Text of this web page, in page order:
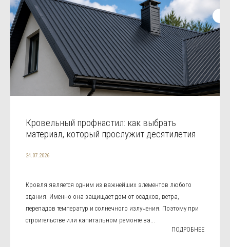
Кровельный профнастил: как выбрать
материал, который прослужит десятилетия
24.07.2026
Кровля является одним из важнейших элементов любого
здания. Именно она защищает дом от осадков, ветра,
перепадов температур и солнечного излучения. Поэтому при
строительстве или капитальном ремонте ва...
ПОДРОБНЕЕ